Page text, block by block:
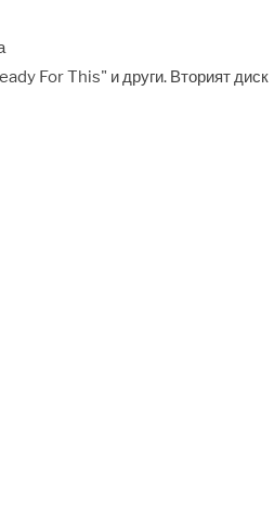
For This" и други. Вторият диск